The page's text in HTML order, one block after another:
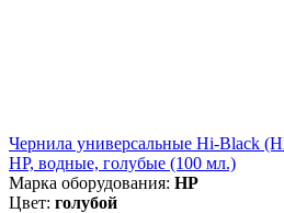
Чернила универсальные Hi-Black
HP, водные, голубые (100 мл.)
Марка оборудования: HP
Цвет: голубой